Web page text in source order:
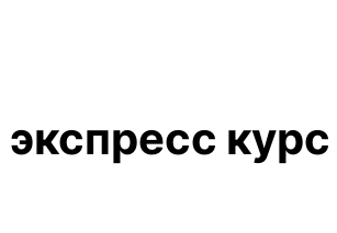
экспресс